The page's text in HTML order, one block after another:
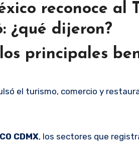
reconoce al
¿qué dijeron?
principales
el turismo, comercio y
CDMX, los sectores que